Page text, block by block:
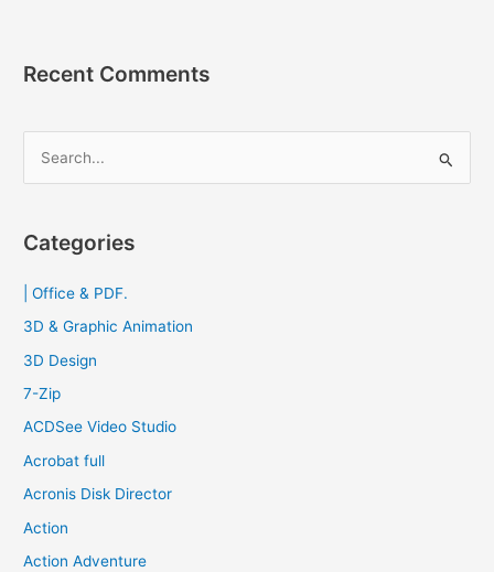
Recent Comments
r
f
o
Categories
| Office & PDF.
3D & Graphic Animation
3D Design
7-Zip
ACDSee Video Studio
Acrobat full
Acronis Disk Director
Action
Action Adventure